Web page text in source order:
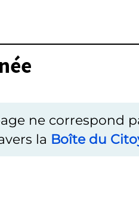
ne correspond
la Boîte du